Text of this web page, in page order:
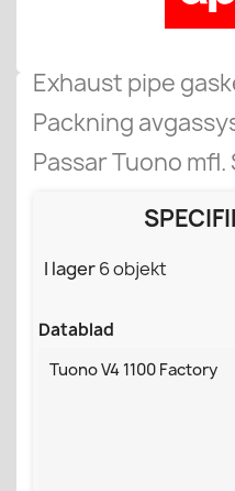
Exhaust pipe
Packning
Passar Tuono
I lager6 objekt
Datablad
Tuono V4 1100 Factory